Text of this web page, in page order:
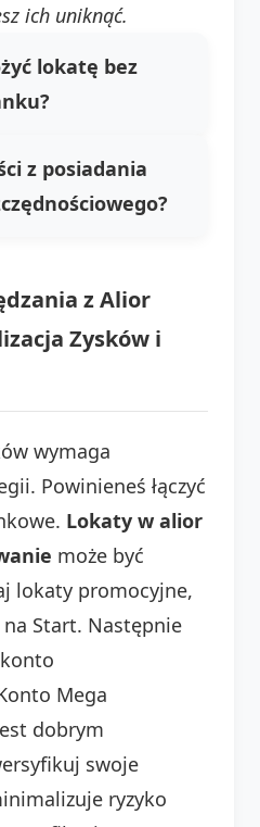
ich uniknąć.
lokatę bez
z posiadania
z Alior
Zysków i
wymaga
Powinieneś łączyć
Lokaty w alior
może być
lokaty promocyjne,
na Start. Następnie
Mega
dobrym
swoje
ryzyko